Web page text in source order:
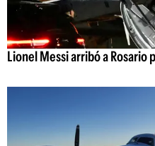
Lionel Messi arribó a Rosario